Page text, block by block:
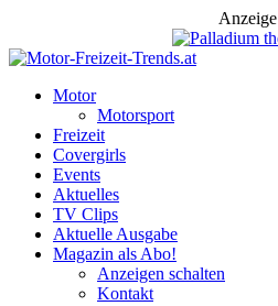
Anzeige
Motor
Motorsport
Freizeit
Covergirls
Events
Aktuelles
TV Clips
Aktuelle Ausgabe
Magazin als Abo!
Anzeigen schalten
Kontakt